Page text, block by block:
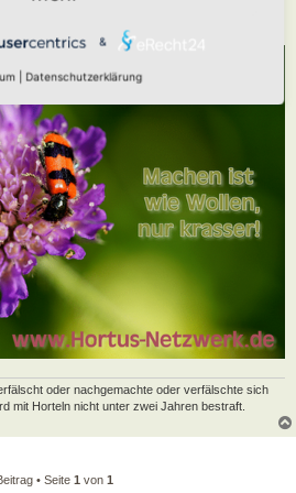
oder nachgemachte oder verfälschte sich
mit Horteln nicht unter zwei Jahren bestraft.
• Seite 1 von 1
&
Datenschutzerklärung